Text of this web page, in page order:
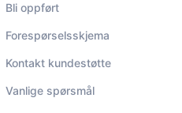
Bli oppført
Forespørselsskjema
Kontakt kundestøtte
Vanlige spørsmål